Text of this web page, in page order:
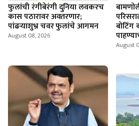
फुलांची रंगीबेरंगी दुनिया लवकरच
कास पठारावर अवतरणार;
पांढऱ्याशुभ्र चवर फुलांचे आगमन
August 08, 2026
बोटिंग
August